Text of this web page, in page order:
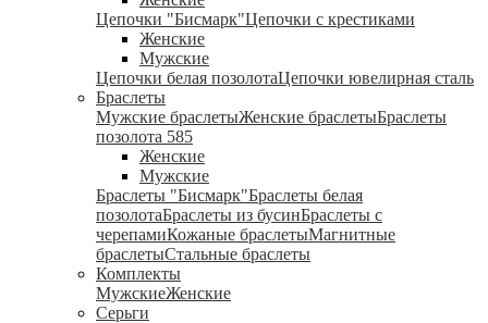
Цепочки "Бисмарк"Цепочки с крестиками
Женские
Мужские
Цепочки белая позолотаЦепочки ювелирная сталь
Браслеты
Мужские браслетыЖенские браслетыБраслеты
позолота 585
Женские
Мужские
Браслеты "Бисмарк"Браслеты белая
позолотаБраслеты из бусинБраслеты с
черепамиКожаные браслетыМагнитные
браслетыСтальные браслеты
Комплекты
МужскиеЖенские
Серьги